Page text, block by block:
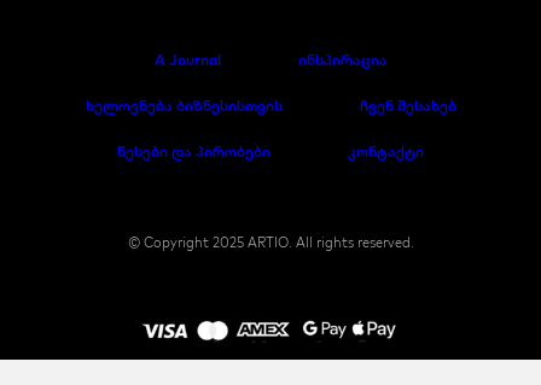
A Journal ინსპირაცია
ხელოვნება ბიზნესისთვის ჩვენ შესახებ
წესები და პირობები კონტაქტი
© Copyright 2025 ARTIO. All rights reserved.